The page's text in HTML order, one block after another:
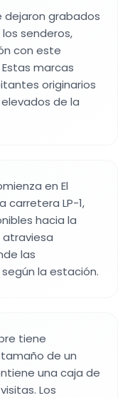
dejaron grabados
senderos,
con este
marcas
originarios
de la
en El
carretera LP-1,
hacia la
atraviesa
las
la estación.
tiene
de un
una caja de
Los